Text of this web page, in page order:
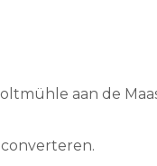
aan de